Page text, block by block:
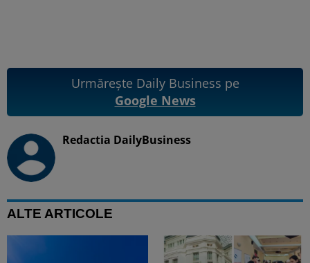
Urmărește Daily Business pe
Google News
Redactia DailyBusiness
ALTE ARTICOLE